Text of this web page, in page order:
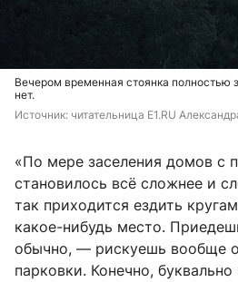
Вечером временная стоянка полностью
нет.
Источник: читательница E1.RU
«По мере заселения домов с
становилось всё сложнее и
так приходится ездить
какое-нибудь место.
обычно, — рискуешь вообще
парковки. Конечно,